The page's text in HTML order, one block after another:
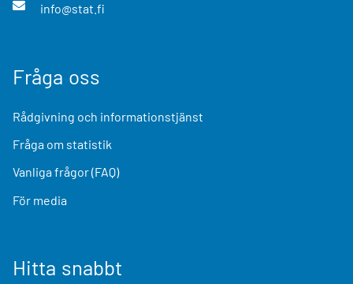
info@stat.fi
Fråga oss
Rådgivning och informationstjänst
Fråga om statistik
Vanliga frågor (FAQ)
För media
Hitta snabbt